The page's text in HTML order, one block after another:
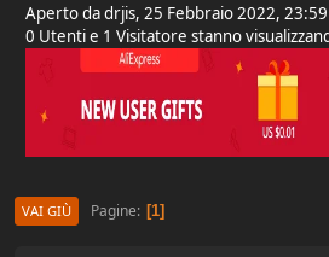
Aperto da drjis, 25 Febbraio 2022,
0 Utenti e 1 Visitatore stanno
VAI GIÙ Pagine 1